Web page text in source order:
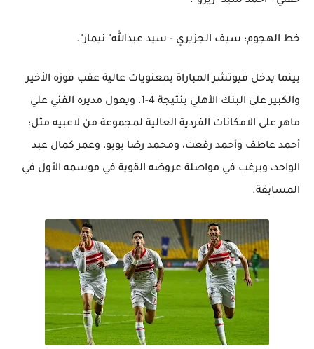
خط الهجوم: سيف الجزيري - سيد عبدالله" نيمار".
بينما يدخل فيوتشر المباراة بمعنويات عالية عقب فوزه الأخير
والكبير على البنك الأهلي بنتيجة 4-1، ويعول مديره الفني علي
ماهر على الامكانات الفردية العالية لمجموعة من لاعبيه مثل:
أحمد عاطف وأحمد رفعت، ومحمد رضا بوبو، وعمر كمال عبد
الواحد، ويرغب في مواصلة عروضه القوية في موسمه الأول في
المسابقة.